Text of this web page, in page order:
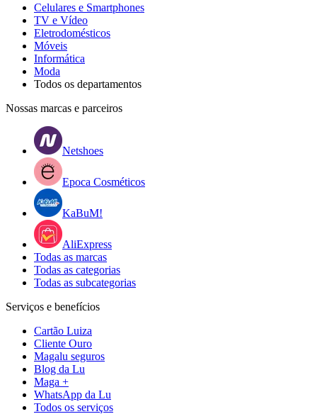
Celulares e Smartphones
TV e Vídeo
Eletrodomésticos
Móveis
Informática
Moda
Todos os departamentos
Nossas marcas e parceiros
Netshoes
Epoca Cosméticos
KaBuM!
AliExpress
Todas as marcas
Todas as categorias
Todas as subcategorias
Serviços e benefícios
Cartão Luiza
Cliente Ouro
Magalu seguros
Blog da Lu
Maga +
WhatsApp da Lu
Todos os serviços